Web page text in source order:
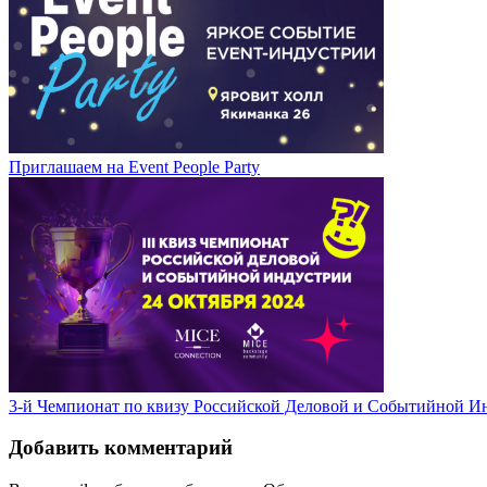
Приглашаем на Event People Party
3-й Чемпионат по квизу Российской Деловой и Событийной
Добавить комментарий